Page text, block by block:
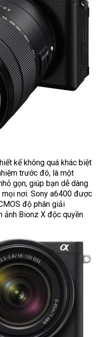
kế không quá khác biệt
trước đó, là một
gọn, giúp bạn dễ dàng
nơi. Sony a6400 được
độ phân giải
ảnh Bionz X độc quyền